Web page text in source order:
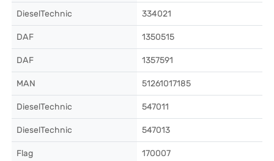
DieselTechnic 334021
DAF 1350515
DAF 1357591
MAN 51261017185
DieselTechnic 547011
DieselTechnic 547013
Flag 170007